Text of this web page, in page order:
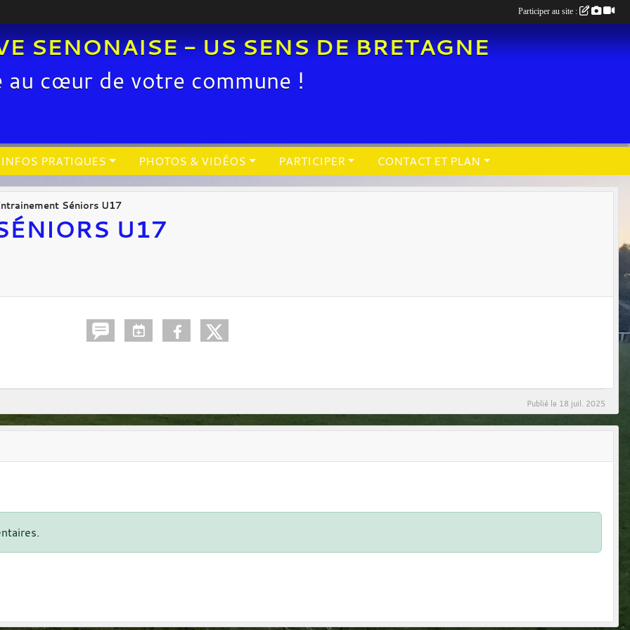
SENONAISE - US SENS DE BRETAGNE
au cœur de votre commune !
INFOS PRATIQUES PHOTOS & VIDÉOS PARTICIPER CONTACT ET PLAN
Séniors U17
U17
Publié le 18 juil. 2025
Participer au site :